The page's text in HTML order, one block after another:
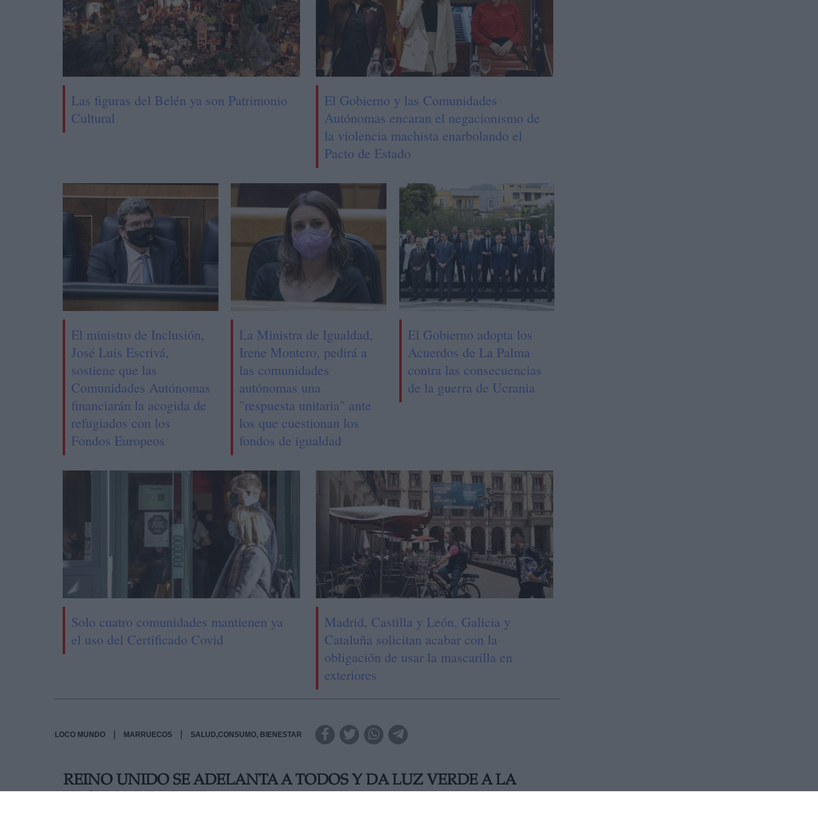
Las figuras del Belén ya son Patrimonio
Cultural
El Gobierno y las Comunidades
Autónomas encaran el negacionismo de
la violencia machista enarbolando el
Pacto de Estado
El ministro de Inclusión,
José Luis Escrivá,
sostiene que las
Comunidades Autónomas
financiarán la acogida de
refugiados con los
Fondos Europeos
La Ministra de Igualdad,
Irene Montero, pedirá a
las comunidades
autónomas una
"respuesta unitaria" ante
los que cuestionan los
fondos de igualdad
El Gobierno adopta los
Acuerdos de La Palma
contra las consecuencias
de la guerra de Ucrania
Solo cuatro comunidades mantienen ya
el uso del Certificado Covid
Madrid, Castilla y León, Galicia y
Cataluña solicitan acabar con la
obligación de usar la mascarilla en
exteriores
LOCO MUNDO MARRUECOS SALUD,CONSUMO, BIENESTAR
REINO UNIDO SE ADELANTA A TODOS Y DA LUZ VERDE A LA